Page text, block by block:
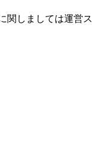
関しましては運営ス